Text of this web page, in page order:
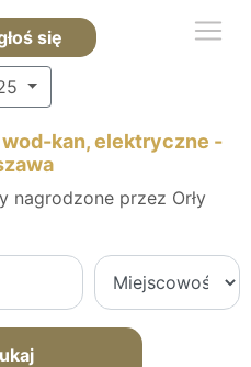
się
kan, elektryczne -
nagrodzone przez Orły